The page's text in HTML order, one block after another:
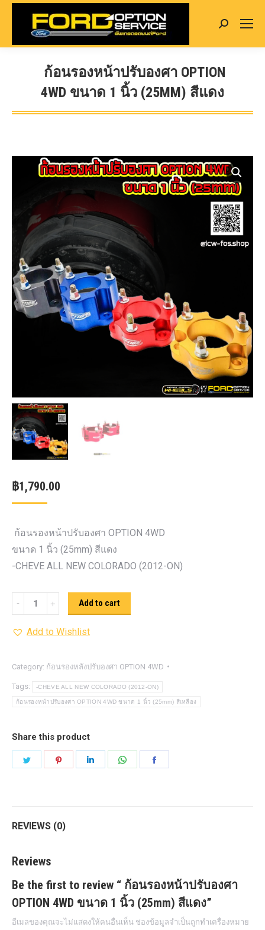
Search:
ก้อนรองหน้าปรับองศา OPTION
4WD ขนาด 1 นิ้ว (25MM) สีแดง
You are here:
฿1,790.00
ก้อนรองหน้าปรับองศา OPTION 4WD
ขนาด 1 นิ้ว (25mm) สีแดง
-CHEVE ALL NEW COLORADO (2012-ON)
รอง
หน้า
องศา
OPTION
4WD ขนาด
นิ้ว
(25mm)
สี
Add to cart
Add to Wishlist
Category: ก้อนรองหลังปรับองศา OPTION 4WD
Tags: -CHEVE ALL NEW COLORADO (2012-ON)
ก้อนรองหน้าปรับองศา OPTION 4WD ขนาด 1 นิ้ว (25mm) สีเหลือง
Share this product
REVIEWS (0)
Reviews
Be the first to review “ ก้อนรองหน้าปรับองศา
OPTION 4WD ขนาด 1 นิ้ว (25mm) สีแดง”
อีเมลของคุณจะไม่แสดงให้คนอื่นเห็น ช่องข้อมูลจำเป็นถูกทำเครื่องหมาย